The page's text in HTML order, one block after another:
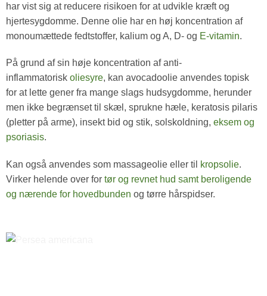
har vist sig at reducere risikoen for at udvikle kræft og
hjertesygdomme. Denne olie har en høj koncentration af
monoumættede fedtstoffer, kalium og A, D- og E-vitamin.
På grund af sin høje koncentration af anti-
inflammatorisk oliesyre, kan avocadoolie anvendes topisk
for at lette gener fra mange slags hudsygdomme, herunder
men ikke begrænset til skæl, sprukne hæle, keratosis pilaris
(pletter på arme), insekt bid og stik, solskoldning, eksem og
psoriasis.
Kan også anvendes som massageolie eller til kropsolie.
Virker helende over for tør og revnet hud samt beroligende
og nærende for hovedbunden og tørre hårspidser.